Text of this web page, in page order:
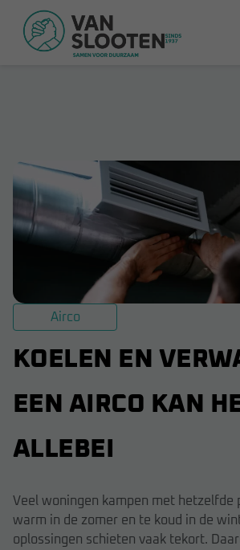
Airco
KOELEN EN
EEN AIRCO KAN
ALLEBEI
Veel woningen kampen met hetzelfde
warm in de zomer en te koud in de
oplossingen schieten vaak tekort.